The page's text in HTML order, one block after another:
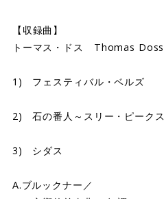
【収録曲】
トーマス・ドス Thomas Doss
1) フェスティバル・ベルズ
2) 石の番人～スリー・ピークス
3) シダス
A.ブルックナー／